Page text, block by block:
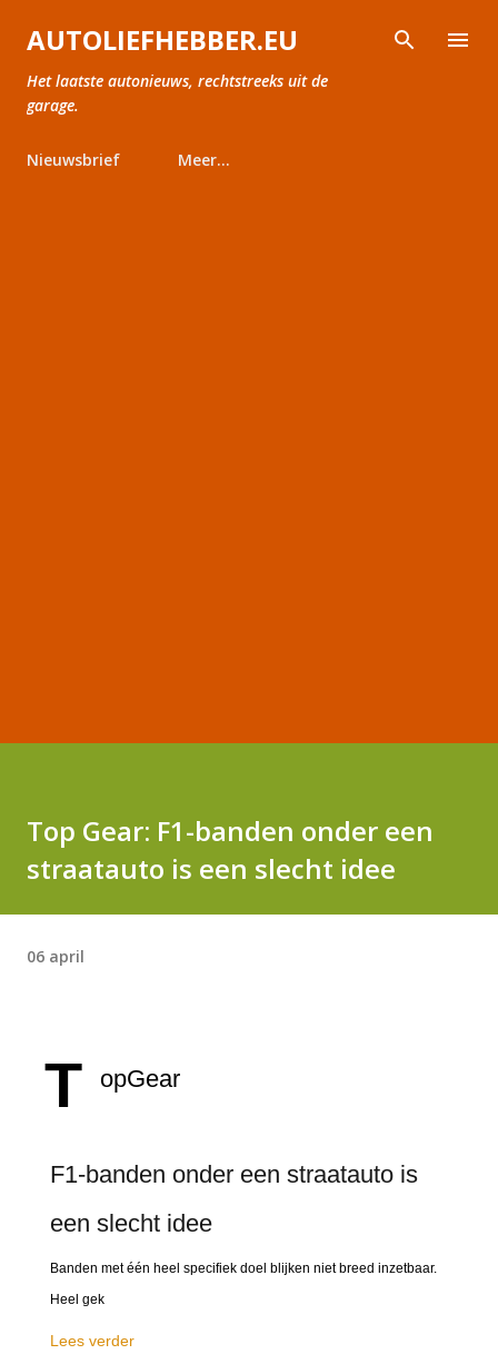
Doorgaan naar hoofdcontent
AUTOLIEFHEBBER.EU
Het laatste autonieuws, rechtstreeks uit de
garage.
Nieuwsbrief Meer…
Top Gear: F1-banden onder een
straatauto is een slecht idee
06 april
T opGear
F1-banden onder een straatauto is
een slecht idee
Banden met één heel specifiek doel blijken niet breed inzetbaar.
Heel gek
Lees verder